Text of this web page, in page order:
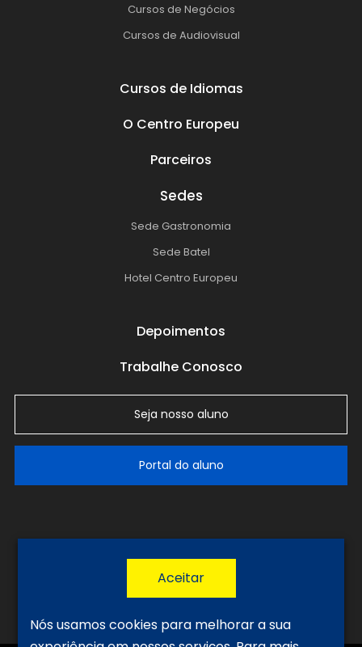
Cursos de Negócios
Cursos de Audiovisual
Cursos de Idiomas
O Centro Europeu
Parceiros
Sedes
Sede Gastronomia
Sede Batel
Hotel Centro Europeu
Depoimentos
Trabalhe Conosco
Seja nosso aluno
Portal do aluno
Política de Privacidade
Termos de Uso
Nós usamos cookies para melhorar a sua